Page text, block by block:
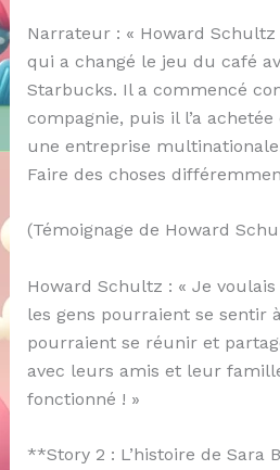
Narrateur : « Howard
qui a changé le jeu du café
Starbucks. Il a commencé
compagnie, puis il l’a
une entreprise
Faire des choses
(Témoignage de Howard
Howard Schultz : « Je
les gens pourraient se sentir
pourraient se réunir et
avec leurs amis et leur
fonctionné ! »
**Story 2 : L’histoire de Sara